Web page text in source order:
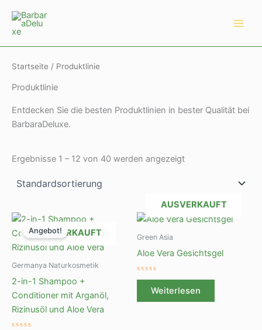
Inhalt
springen
Startseite / Produktlinie
Produktlinie
Entdecken Sie die besten Produktlinien in bester Qualität bei
BarbaraDeluxe.
Ergebnisse 1 – 12 von 40 werden angezeigt
AUSVERKAUFT
Angebot!
Germanya Naturkosmetik
2-in-1 Shampoo +
Conditioner mit Arganöl,
Rizinusöl und Aloe Vera
Ursprünglicher
Preis
war:
25,99 €
Aktueller
ist:
21,99 €.
AUSVERKAUFT
Green Asia
Aloe Vera Gesichtsgel
Bewertet
Weiterlesen